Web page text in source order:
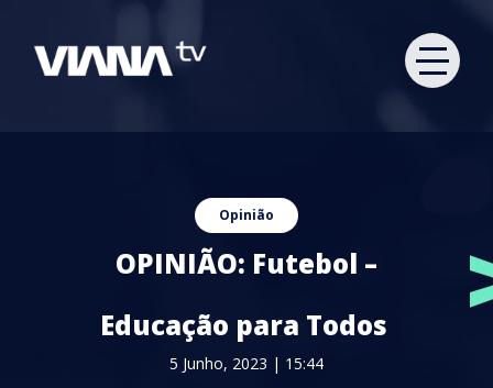
Opinião
OPINIÃO: Futebol –
Educação para Todos
5 Junho, 2023 | 15:44